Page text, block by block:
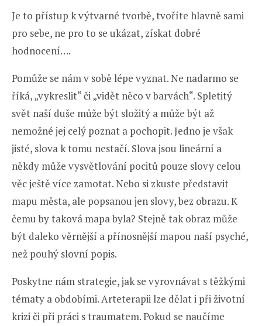
Je to přístup k výtvarné tvorbě, tvoříte hlavně sami
pro sebe, ne pro to se ukázat, získat dobré
hodnocení….
Pomůže se nám v sobě lépe vyznat. Ne nadarmo se
říká, „vykreslit“ či „vidět něco v barvách“. Spletitý
svět naší duše může být složitý a může být až
nemožné jej celý poznat a pochopit. Jedno je však
jisté, slova k tomu nestačí. Slova jsou lineární a
někdy může vysvětlování pocitů pouze slovy celou
věc ještě více zamotat. Nebo si zkuste představit
mapu města, ale popsanou jen slovy, bez obrazu. K
čemu by taková mapa byla? Stejně tak obraz může
být daleko věrnější a přínosnější mapou naší psyché,
než pouhý slovní popis.
Poskytne nám strategie, jak se vyrovnávat s těžkými
tématy a obdobími. Arteterapii lze dělat i při životní
krizi či při práci s traumatem. Pokud se naučíme